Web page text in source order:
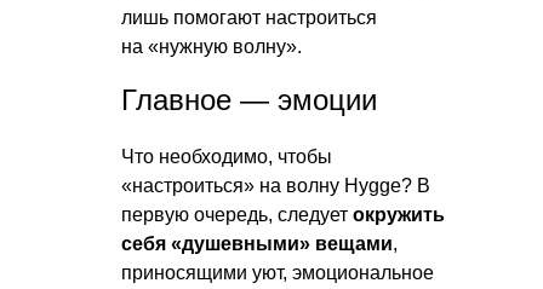
лишь помогают настроиться
на «нужную волну».
Главное — эмоции
Что необходимо, чтобы
«настроиться» на волну Hygge? В
первую очередь, следует окружить
себя «душевными» вещами,
приносящими уют, эмоциональное